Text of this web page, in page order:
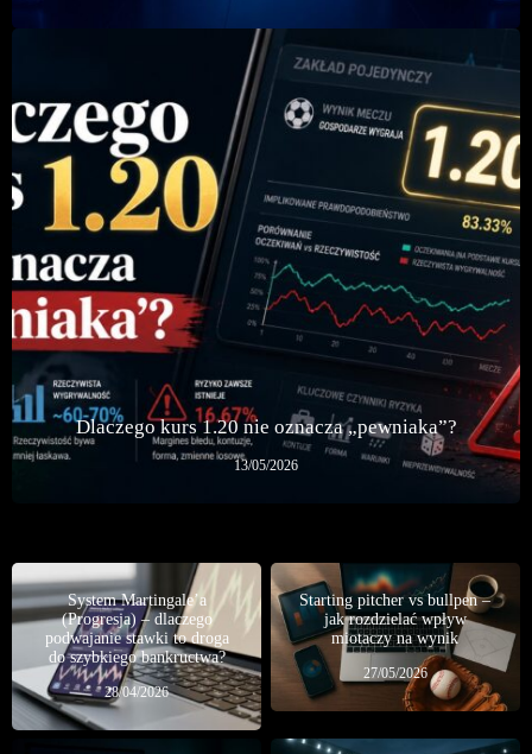
Dlaczego kurs 1.20 nie oznacza „pewniaka”?
13/05/2026
System Martingale’a
(Progresja) – dlaczego
podwajanie stawki to droga
do szybkiego bankructwa?
28/04/2026
Starting pitcher vs bullpen –
jak rozdzielać wpływ
miotaczy na wynik
27/05/2026